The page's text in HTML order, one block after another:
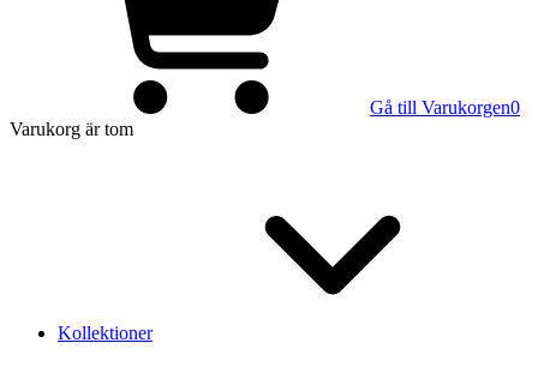
Gå till Varukorgen0
Varukorg är tom
Kollektioner